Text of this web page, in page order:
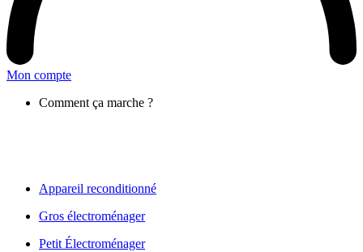
Mon compte
Comment ça marche ?
Appareil reconditionné
Gros électroménager
Petit Électroménager